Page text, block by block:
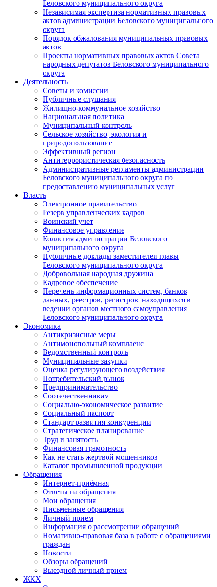
Беловского муниципального округа
Независимая экспертиза нормативных правовых
актов администрации Беловского муниципального
округа
Порядок обжалования муниципальных правовых
актов
Проекты нормативных правовых актов Совета
народных депутатов Беловского муниципального
округа
Деятельность
Советы и комиссии
Публичные слушания
Жилищно-коммунальное хозяйство
Национальная политика
Муниципальный контроль
Сельское хозяйство, экология и
природопользование
Эффективный регион
Антитеррористическая безопасность
Административные регламенты администрации
Беловского муниципального округа по
предоставлению муниципальных услуг
Власть
Электронное правительство
Резерв управленческих кадров
Воинский учет
Финансовое управление
Коллегия администрации Беловского
муниципального округа
Публичные доклады заместителей главы
Беловского муниципального округа
Добровольная народная дружина
Кадровое обеспечение
Перечень информационных систем, банков
данных, реестров, регистров, находящихся в
ведении органов местного самоуправления
Беловского муниципального округа
Экономика
Антикризисные меры
Антимонопольный комплаенс
Ведомственный контроль
Муниципальные закупки
Оценка регулирующего воздействия
Потребительский рынок
Предпринимательство
Соотечественникам
Социально-экономическое развитие
Социальный паспорт
Стандарт развития конкуренции
Стратегическое планирование
Труд и занятость
Финансовая грамотность
Как не стать жертвой мошенников
Каталог промышленной продукции
Обращения
Интернет-приёмная
Ответы на обращения
Мои обращения
Письменные обращения
Личный прием
Информация о рассмотрении обращений
Номативно-правовая база в работе с обращениями
граждан
Новости
Обзоры обращений
Выездной личный прием
ЖКХ